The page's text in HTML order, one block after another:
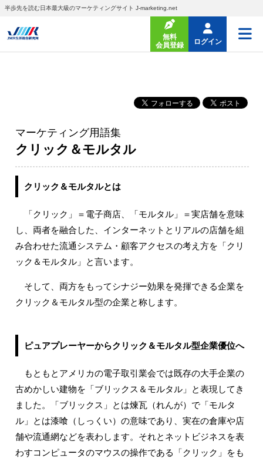
半歩先を読む日本最大級のマーケティングサイト J-marketing.net
無料
会員登録
ログイン
マーケティング用語集
クリック＆モルタル
クリック＆モルタルとは
「クリック」＝電子商店、「モルタル」＝実店舗を意味
し、両者を融合した、インターネットとリアルの店舗を組
み合わせた流通システム・顧客アクセスの考え方を「クリ
ック＆モルタル」と言います。
そして、両方をもってシナジー効果を発揮できる企業を
クリック＆モルタル型の企業と称します。
ピュアプレーヤーからクリック＆モルタル型企業優位へ
もともとアメリカの電子取引業会では既存の大手企業の
古めかしい建物を「ブリックス＆モルタル」と表現してき
ました。「ブリックス」とは煉瓦（れんが）で「モルタ
ル」とは漆喰（しっくい）の意味であり、実在の倉庫や店
舗や流通網などを表わします。それとネットビジネスを表
わすコンピュータのマウスの操作である「クリック」をも